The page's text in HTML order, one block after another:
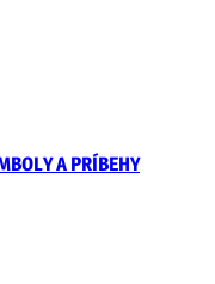
A PRÍBEHY